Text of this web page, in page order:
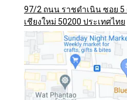
97/2 ถนน ราชดำเนิน ซอย 5
เชียงใหม่ 50200 ประเทศไทย